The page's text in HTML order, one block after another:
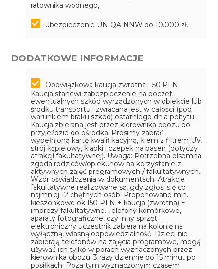
ratownika wodnego,
ubezpieczenie UNIQA NNW do 10.000 zł.
DODATKOWE INFORMACJE
Obowiązkowa kaucja zwrotna - 50 PLN.
Kaucja stanowi zabezpieczenie na poczet
ewentualnych szkód wyrządzonych w obiekcie lub
środku transportu i zwracana jest w całości (pod
warunkiem braku szkód) ostatniego dnia pobytu.
Kaucja zbierana jest przez kierownika obozu po
przyjeździe do ośrodka. Prosimy zabrać:
wypełnioną kartę kwalifikacyjną, krem z filtrem UV,
strój kąpielowy, klapki i czepek na basen (dotyczy
atrakcji fakultatywnej). Uwaga: Potrzebna pisemna
zgoda rodziców/opiekunów na korzystanie z
aktywnych zajęć programowych / fakultatywnych.
Wzór oświadczenia w dokumentach. Atrakcje
fakultatywne realizowane są, gdy zgłosi się co
najmniej 12 chętnych osób. Proponowane min.
kieszonkowe ok.150 PLN + kaucja (zwrotna) +
imprezy fakultatywne. Telefony komórkowe,
aparaty fotograficzne, czy inny sprzęt
elektroniczny uczestnik zabiera na kolonię na
wyłączną, własną odpowiedzialność. Dzieci nie
zabierają telefonów na zajęcia programowe, mogą
używać ich tylko w porach wyznaczonych przez
kierownika obozu, 3 razy dziennie po 15 minut po
posiłkach. Poza tym wyznaczonym czasem